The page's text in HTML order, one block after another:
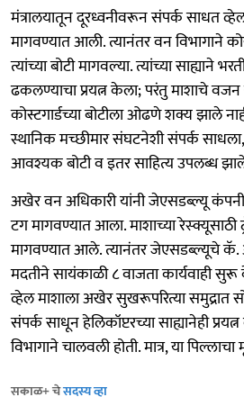
मंत्रालयातून दूरध्वनीवरून संपर्क साधत
मागवण्यात आली. त्यानंतर वन विभागाने
त्यांच्या बोटी मागवल्या. त्यांच्या साह्याने
ढकलण्याचा प्रयत्न केला; परंतु माशाचे
कोस्टगार्डच्या बोटीला ओढणे शक्य झाले
स्थानिक मच्छीमार संघटनेशी संपर्क
आवश्यक बोटी व इतर साहित्य उपलब्ध
अखेर वन अधिकारी यांनी जेएसडब्ल्यू
टग मागवण्यात आला. माशाच्या
मागवण्यात आले. त्यानंतर जेएसडब्ल्यूचे कॅ.
मदतीने सायंकाळी ८ वाजता कार्यवाही सुरू
व्हेल माशाला अखेर सुखरूपरित्या समुद्रात
संपर्क साधून हेलिकॉप्टरच्या साह्यानेही
विभागाने चालवली होती. मात्र, या
सकाळ+ चेसदस्य व्हा